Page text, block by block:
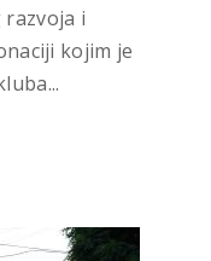
i
kojim je